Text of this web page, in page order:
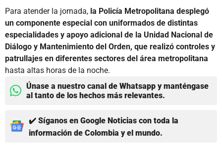
Para atender la jornada, la Policía Metropolitana desplegó
un componente especial con uniformados de distintas
especialidades y apoyo adicional de la Unidad Nacional de
Diálogo y Mantenimiento del Orden, que realizó controles y
patrullajes en diferentes sectores del área metropolitana
hasta altas horas de la noche.
Únase a nuestro canal de Whatsapp y manténgase
al tanto de los hechos más relevantes.
✔️ Síganos en Google Noticias con toda la
información de Colombia y el mundo.